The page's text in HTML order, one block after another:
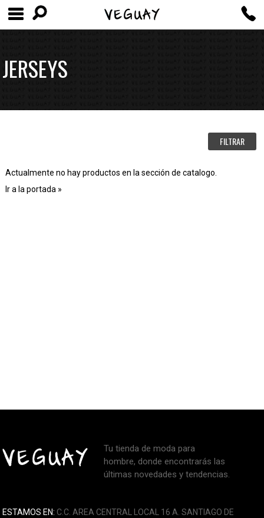
JERSEYS
FILTRAR
Actualmente no hay productos en la sección de catalogo.
Ir a la portada »
Tu tienda de moda para
hombre, donde encontrarás las
últimas novedades y tendencias.
ESTAMOS EN: C.C. AREA CENTRAL LOCAL 16 A. SANTIAGO DE